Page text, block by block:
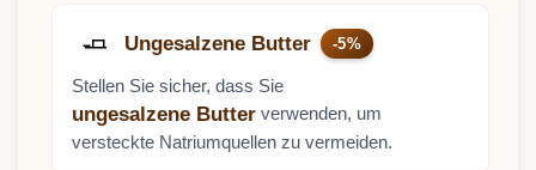
🧈 Ungesalzene Butter -5%
Stellen Sie sicher, dass Sie
ungesalzene Butter verwenden, um
versteckte Natriumquellen zu vermeiden.